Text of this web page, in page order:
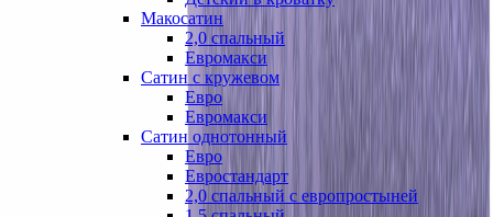
Макосатин
2,0 спальный
Евромакси
Сатин с кружевом
Евро
Евромакси
Сатин однотонный
Евро
Евростандарт
2,0 спальный с европростыней